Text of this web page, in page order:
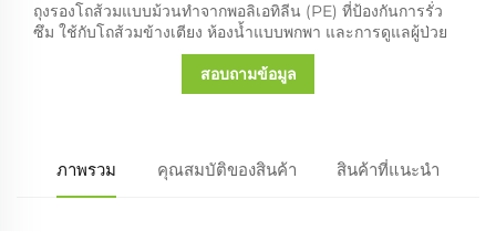
ถุงรองโถส้วมแบบม้วนทำจากพอลิเอทิลีน (PE) ที่ป้องกันการรั่ว
ซึม ใช้กับโถส้วมข้างเตียง ห้องน้ำแบบพกพา และการดูแลผู้ป่วย
สอบถามข้อมูล
ภาพรวม คุณสมบัติของสินค้า สินค้าที่แนะนำ